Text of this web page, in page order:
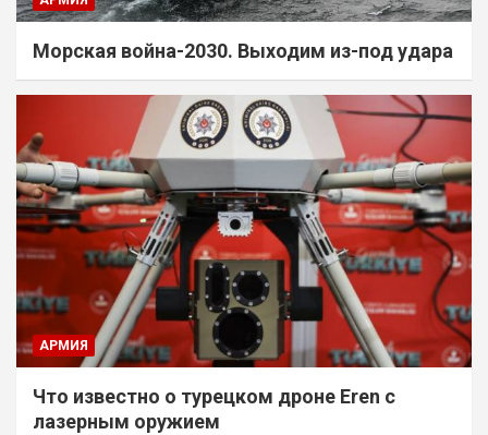
Морская война-2030. Выходим из-под удара
АРМИЯ
Что известно о турецком дроне Eren с
лазерным оружием